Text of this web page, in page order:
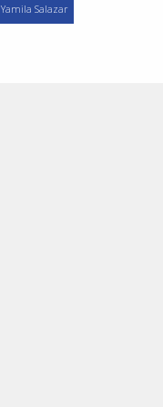
Yamila Salazar